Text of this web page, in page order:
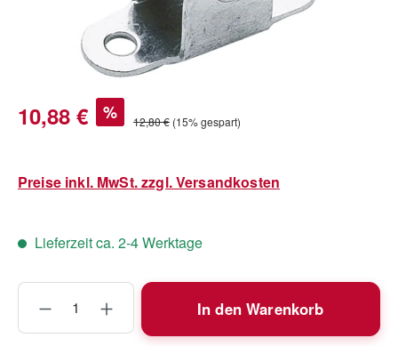
Verkaufspreis:
10,88 € % Regulärer Preis:
12,80 € (15% gespart)
Preise inkl. MwSt. zzgl. Versandkosten
Lieferzeit ca. 2-4 Werktage
Produkt Anzahl: Gib den gewünschten
In den Warenkorb